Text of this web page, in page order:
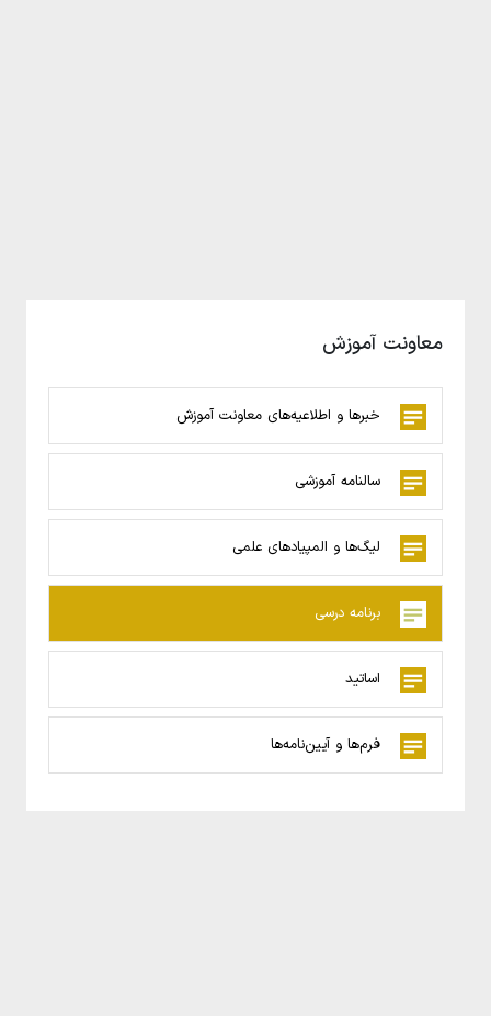
معاونت آموزش
خبرها و اطلاعیه‌های معاونت آموزش
سالنامه آموزشی
لیگ‌‌ها و المپیاد‌های علمی
برنامه درسی
اساتید
فرم‌ها و آیین‌نامه‌ها